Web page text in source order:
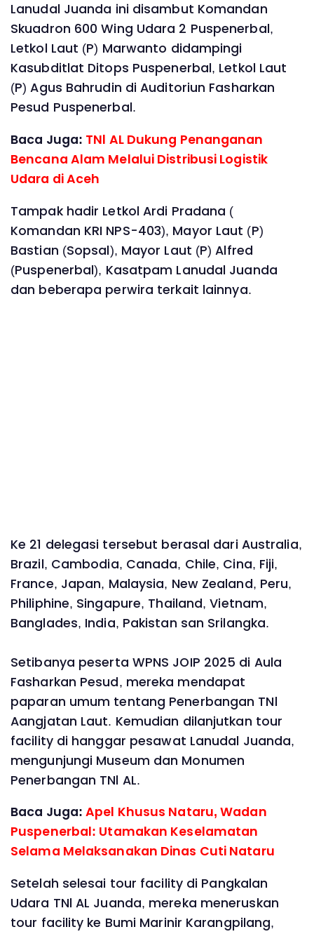
Lanudal Juanda ini disambut Komandan
Skuadron 600 Wing Udara 2 Puspenerbal,
Letkol Laut (P) Marwanto didampingi
Kasubditlat Ditops Puspenerbal, Letkol Laut
(P) Agus Bahrudin di Auditoriun Fasharkan
Pesud Puspenerbal.
Baca Juga: TNl AL Dukung Penanganan
Bencana Alam Melalui Distribusi Logistik
Udara di Aceh
Tampak hadir Letkol Ardi Pradana (
Komandan KRI NPS-403), Mayor Laut (P)
Bastian (Sopsal), Mayor Laut (P) Alfred
(Puspenerbal), Kasatpam Lanudal Juanda
dan beberapa perwira terkait lainnya.
Ke 21 delegasi tersebut berasal dari Australia,
Brazil, Cambodia, Canada, Chile, Cina, Fiji,
France, Japan, Malaysia, New Zealand, Peru,
Philiphine, Singapure, Thailand, Vietnam,
Banglades, India, Pakistan san Srilangka.
Setibanya peserta WPNS JOIP 2025 di Aula
Fasharkan Pesud, mereka mendapat
paparan umum tentang Penerbangan TNl
Aangjatan Laut. Kemudian dilanjutkan tour
facility di hanggar pesawat Lanudal Juanda,
mengunjungi Museum dan Monumen
Penerbangan TNl AL.
Baca Juga:Apel Khusus Nataru, Wadan
Puspenerbal: Utamakan Keselamatan
Selama Melaksanakan Dinas Cuti Nataru
Setelah selesai tour facility di Pangkalan
Udara TNl AL Juanda, mereka meneruskan
tour facility ke Bumi Marinir Karangpilang,